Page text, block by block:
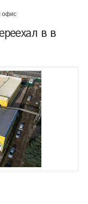
офис
в в